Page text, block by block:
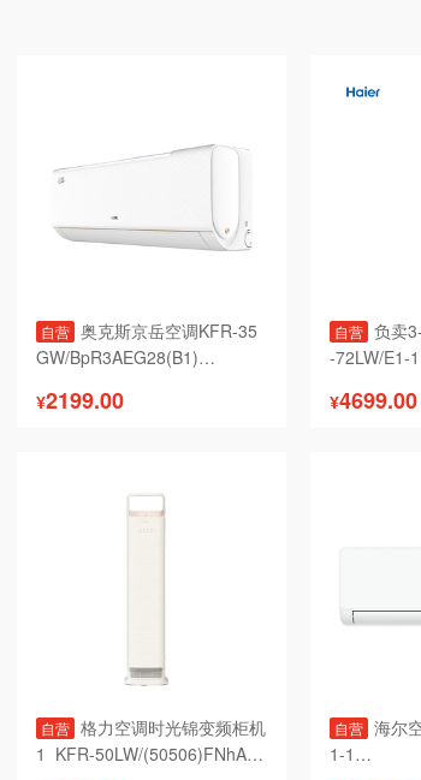
自营 奥克斯京岳空调KFR-35
GW/BpR3AEG28(B1)
¥2199.00
自营 负卖
-72LW/E1-1
¥4699.00
自营 格力空调时光锦变频柜机
1  KFR-50LW/(50506)FNhAa-
自营 海尔
1-1